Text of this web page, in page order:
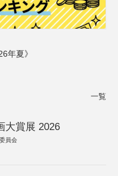
年夏》
一覧
大賞展 2026
員会